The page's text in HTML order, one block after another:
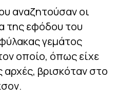
αναζητούσαν οι
της εφόδου του
γεμάτος
οποίο, όπως είχε
αρχές, βρισκόταν στο